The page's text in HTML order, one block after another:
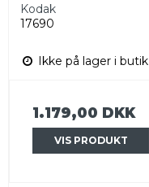
Kodak
17690
Ikke på lager i butik
1.179,00 DKK
VIS PRODUKT